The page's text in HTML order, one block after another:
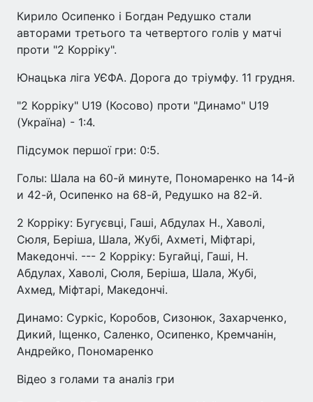
Кирило Осипенко і Богдан Редушко стали
авторами третього та четвертого голів у матчі
проти "2 Корріку".
Юнацька ліга УЄФА. Дорога до тріумфу. 11 грудня.
"2 Корріку" U19 (Косово) проти "Динамо" U19
(Україна) - 1:4.
Підсумок першої гри: 0:5.
Голы: Шала на 60-й минуте, Пономаренко на 14-й
и 42-й, Осипенко на 68-й, Редушко на 82-й.
2 Корріку: Бугуєвці, Гаші, Абдулах Н., Хаволі,
Сюля, Беріша, Шала, Жубі, Ахметі, Міфтарі,
Македончі. --- 2 Корріку: Бугайці, Гаші, Н.
Абдулах, Хаволі, Сюля, Беріша, Шала, Жубі,
Ахмед, Міфтарі, Македончі.
Динамо: Суркіс, Коробов, Сизонюк, Захарченко,
Дикий, Іщенко, Саленко, Осипенко, Кремчанін,
Андрейко, Пономаренко
Відео з голами та аналіз гри